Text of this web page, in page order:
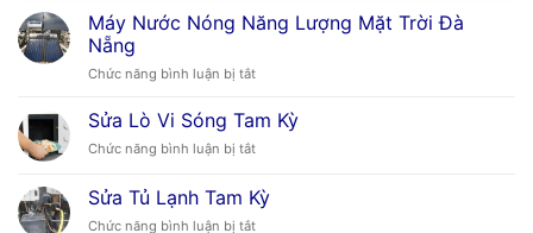
Máy
Nước
Mặt
Tại
Nẵng
Máy Nước Nóng Năng Lượng Mặt Trời Đà
Nẵng
Chức năng bình luận bị tắtở
Nước
Nóng
Năng
Mặt
Trời
Sửa Lò Vi Sóng Tam Kỳ
Chức năng bình luận bị tắtở
Lò
Vi
Sóng
Sửa Tủ Lạnh Tam Kỳ
Chức năng bình luận bị tắtở